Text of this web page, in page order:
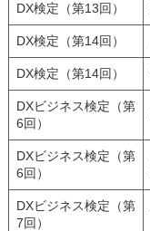
DX検定（第13回）
DX検定（第14回）
DX検定（第14回）
DXビジネス検定（第
6回）
DXビジネス検定（第
6回）
DXビジネス検定（第
7回）